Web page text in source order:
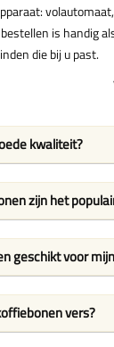
is handig
die bij u past.
kwaliteit?
zijn het
geschikt voor
vers?